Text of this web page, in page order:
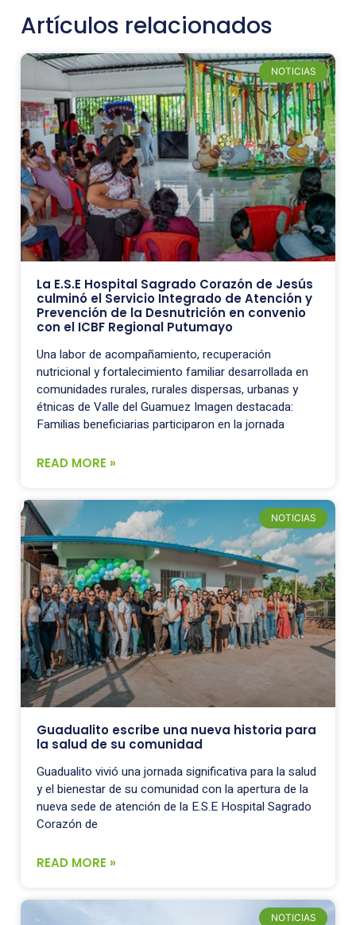
Artículos relacionados
NOTICIAS
La E.S.E Hospital Sagrado Corazón de Jesús
culminó el Servicio Integrado de Atención y
Prevención de la Desnutrición en convenio
con el ICBF Regional Putumayo
Una labor de acompañamiento, recuperación
nutricional y fortalecimiento familiar desarrollada en
comunidades rurales, rurales dispersas, urbanas y
étnicas de Valle del Guamuez Imagen destacada:
Familias beneficiarias participaron en la jornada
READ MORE »
NOTICIAS
Guadualito escribe una nueva historia para
la salud de su comunidad
Guadualito vivió una jornada significativa para la salud
y el bienestar de su comunidad con la apertura de la
nueva sede de atención de la E.S.E Hospital Sagrado
Corazón de
READ MORE »
NOTICIAS